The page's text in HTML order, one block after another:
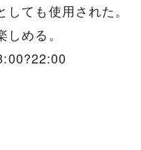
ても使用された。
める。